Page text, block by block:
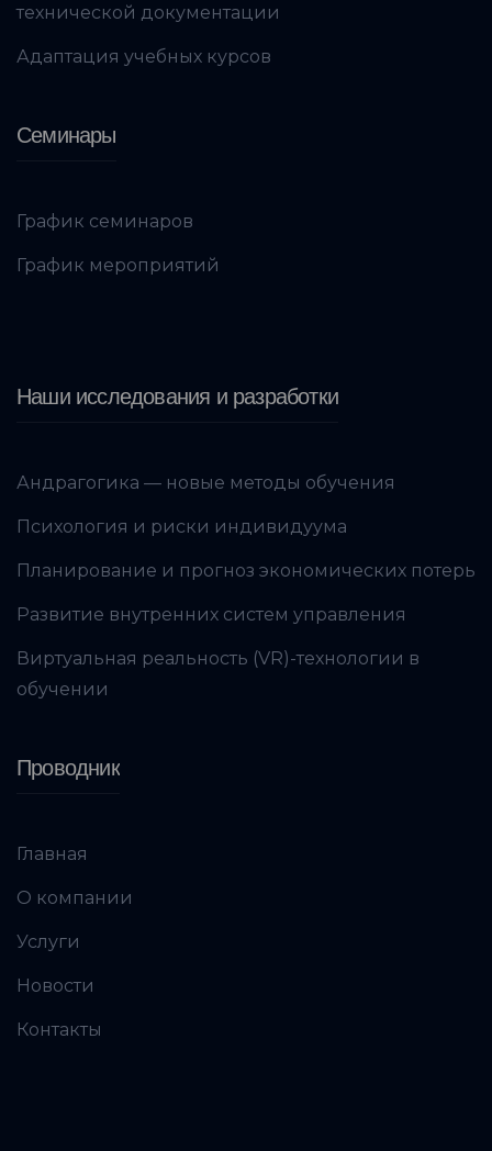
технической документации
Адаптация учебных курсов
Семинары
График семинаров
График мероприятий
Наши исследования и разработки
Андрагогика — новые методы обучения
Психология и риски индивидуума
Планирование и прогноз экономических потерь
Развитие внутренних систем управления
Виртуальная реальность (VR)-технологии в
обучении
Проводник
Главная
О компании
Услуги
Новости
Контакты